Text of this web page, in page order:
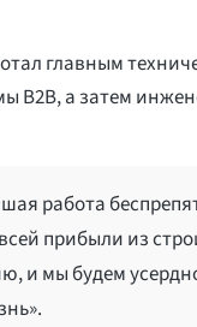
главным
B2B, а затем
работа
прибыли из
и мы будем